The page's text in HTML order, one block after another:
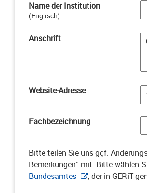
Name der Institution
(Englisch)
Anschrift
Website-Adresse
Fachbezeichnung
Bitte teilen Sie uns ggf.
Bemerkungen“ mit. Bitte wählen
Bundesamtes
, der in GERiT